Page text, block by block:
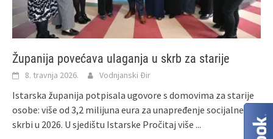
Županija povećava ulaganja u skrb za starije
8. travnja 2026. Vodnjanski Đir
Istarska županija potpisala ugovore s domovima za starije
osobe: više od 3,2 milijuna eura za unapređenje socijalne
skrbi u 2026. U sjedištu Istarske Pročitaj više ...